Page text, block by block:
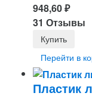
948,60₽
31 Отзывы
Перейти в
Пластик